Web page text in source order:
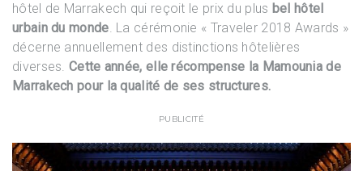
hôtel de Marrakech qui reçoit le prix du plus bel hôtel
urbain du monde. La cérémonie « Traveler 2018 Awards »
décerne annuellement des distinctions hôtelières
diverses. Cette année, elle récompense la Mamounia de
Marrakech pour la qualité de ses structures.
PUBLICITÉ